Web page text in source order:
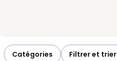
Catégories Filtrer et trier